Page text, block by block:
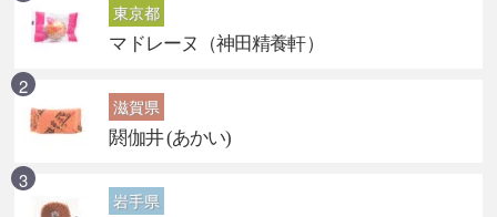
東京都
マドレーヌ（神田精養軒）
滋賀県
閼伽井 (あかい)
岩手県